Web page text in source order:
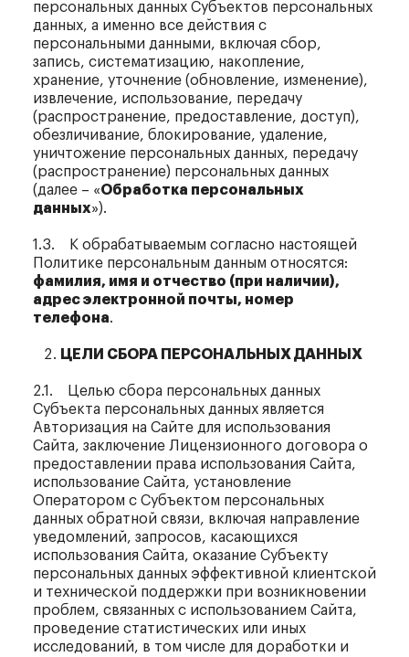
персональных данных Субъектов персональных
данных, а именно все действия с
персональными данными, включая сбор,
запись, систематизацию, накопление,
хранение, уточнение (обновление, изменение),
извлечение, использование, передачу
(распространение, предоставление, доступ),
обезличивание, блокирование, удаление,
уничтожение персональных данных, передачу
(распространение) персональных данных
(далее – «Обработка персональных
данных»).
1.3. К обрабатываемым согласно настоящей
Политике персональным данным относятся:
фамилия, имя и отчество (при наличии),
адрес электронной почты, номер
телефона.
ЦЕЛИ СБОРА ПЕРСОНАЛЬНЫХ ДАННЫХ
2.1. Целью сбора персональных данных
Субъекта персональных данных является
Авторизация на Сайте для использования
Сайта, заключение Лицензионного договора о
предоставлении права использования Сайта,
использование Сайта, установление
Оператором с Субъектом персональных
данных обратной связи, включая направление
уведомлений, запросов, касающихся
использования Сайта, оказание Субъекту
персональных данных эффективной клиентской
и технической поддержки при возникновении
проблем, связанных с использованием Сайта,
проведение статистических или иных
исследований, в том числе для доработки и